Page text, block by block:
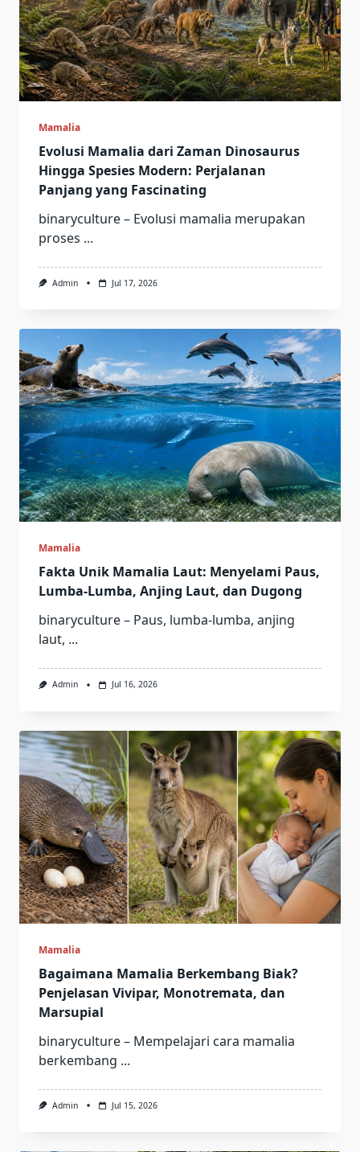
Mamalia
Evolusi Mamalia dari Zaman Dinosaurus
Hingga Spesies Modern: Perjalanan
Panjang yang Fascinating
binaryculture – Evolusi mamalia merupakan
proses ...
Admin Jul 17, 2026
Mamalia
Fakta Unik Mamalia Laut: Menyelami Paus,
Lumba-Lumba, Anjing Laut, dan Dugong
binaryculture – Paus, lumba-lumba, anjing
laut, ...
Admin Jul 16, 2026
Mamalia
Bagaimana Mamalia Berkembang Biak?
Penjelasan Vivipar, Monotremata, dan
Marsupial
binaryculture – Mempelajari cara mamalia
berkembang ...
Admin Jul 15, 2026